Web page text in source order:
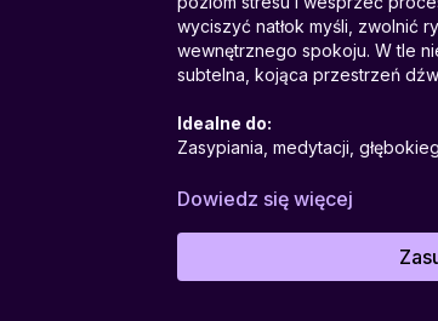
wyciszyć natłok myśli, zwolnić
wewnętrznego spokoju. W tle
subtelna, kojąca przestrzeń
Idealne do:
Zasypiania, medytacji,
Pomagają w:
Dowiedz się więcej